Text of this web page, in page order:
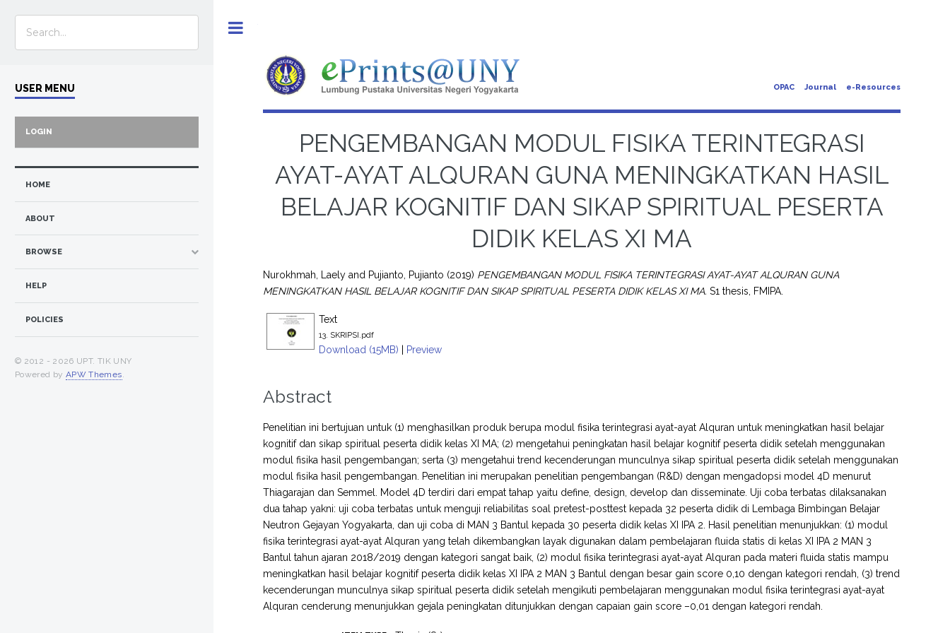
OPAC Journal e-Resources
PENGEMBANGAN MODUL FISIKA TERINTEGRASI
AYAT-AYAT ALQURAN GUNA MENINGKATKAN HASIL
BELAJAR KOGNITIF DAN SIKAP SPIRITUAL PESERTA
DIDIK KELAS XI MA
Nurokhmah, Laely and Pujianto, Pujianto (2019) PENGEMBANGAN MODUL FISIKA TERINTEGRASI AYAT-AYAT ALQURAN GUNA
MENINGKATKAN HASIL BELAJAR KOGNITIF DAN SIKAP SPIRITUAL PESERTA DIDIK KELAS XI MA. S1 thesis, FMIPA.
Text
13. SKRIPSI.pdf
Download (15MB) | Preview
Abstract
Penelitian ini bertujuan untuk (1) menghasilkan produk berupa modul fisika terintegrasi ayat-ayat Alquran untuk meningkatkan hasil belajar
kognitif dan sikap spiritual peserta didik kelas XI MA; (2) mengetahui peningkatan hasil belajar kognitif peserta didik setelah menggunakan
modul fisika hasil pengembangan; serta (3) mengetahui trend kecenderungan munculnya sikap spiritual peserta didik setelah menggunakan
modul fisika hasil pengembangan. Penelitian ini merupakan penelitian pengembangan (R&D) dengan mengadopsi model 4D menurut
Thiagarajan dan Semmel. Model 4D terdiri dari empat tahap yaitu define, design, develop dan disseminate. Uji coba terbatas dilaksanakan
dua tahap yakni: uji coba terbatas untuk menguji reliabilitas soal pretest-posttest kepada 32 peserta didik di Lembaga Bimbingan Belajar
Neutron Gejayan Yogyakarta, dan uji coba di MAN 3 Bantul kepada 30 peserta didik kelas XI IPA 2. Hasil penelitian menunjukkan: (1) modul
fisika terintegrasi ayat-ayat Alquran yang telah dikembangkan layak digunakan dalam pembelajaran fluida statis di kelas XI IPA 2 MAN 3
Bantul tahun ajaran 2018/2019 dengan kategori sangat baik, (2) modul fisika terintegrasi ayat-ayat Alquran pada materi fluida statis mampu
meningkatkan hasil belajar kognitif peserta didik kelas XI IPA 2 MAN 3 Bantul dengan besar gain score 0,10 dengan kategori rendah, (3) trend
kecenderungan munculnya sikap spiritual peserta didik setelah mengikuti pembelajaran menggunakan modul fisika terintegrasi ayat-ayat
Alquran cenderung menunjukkan gejala peningkatan ditunjukkan dengan capaian gain score –0,01 dengan kategori rendah.
USER MENU
LOGIN
HOME
ABOUT
BROWSE
HELP
POLICIES
© 2012 - 2026 UPT. TIK UNY
Powered by APW Themes